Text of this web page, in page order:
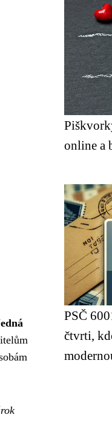
online a
PSČ
čtvrti,